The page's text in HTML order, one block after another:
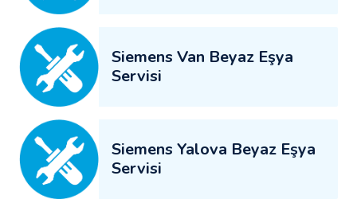
Siemens Van Beyaz Eşya
Servisi
Siemens Yalova Beyaz Eşya
Servisi